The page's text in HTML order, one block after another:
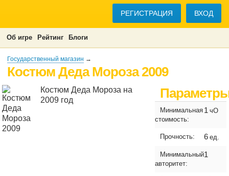
РЕГИСТРАЦИЯ ВХОД
Об игре Рейтинг Блоги
Государственный магазин →
Костюм Деда Мороза 2009
Костюм Деда Мороза на
2009 год
Минимальная
стоимость:
1 чО
Прочность: 6 ед.
Минимальный
авторитет:
1